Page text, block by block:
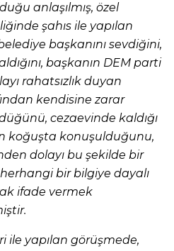
anlaşılmış, özel
şahıs ile yapılan
başkanını sevdiğini,
başkanın DEM parti
rahatsızlık duyan
kendisine zarar
cezaevinde kaldığı
koğuşta konuşulduğunu,
dolayı bu şekilde bir
bir bilgiye dayalı
ifade vermek
ile yapılan görüşmede,